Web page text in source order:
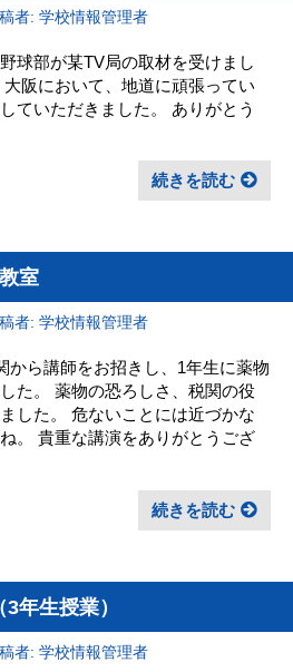
者: 学校情報管理者
球部が某TV局の取材を受けまし
阪において、地道に頑張ってい
ていただきました。 ありがとう
続きを読む
室
者: 学校情報管理者
から講師をお招きし、1年生に薬物
た。 薬物の恐ろしさ、税関の役
した。 危ないことには近づかな
。 貴重な講演をありがとうござ
続きを読む
年生授業）
者: 学校情報管理者